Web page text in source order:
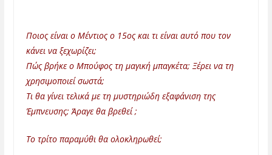
Ποιος είναι ο Μέντιος ο 15ος και τι είναι αυτό που τον
κάνει να ξεχωρίζει;
Πώς βρήκε ο Μπούφος τη μαγική μπαγκέτα; Ξέρει να τη
χρησιμοποιεί σωστά;
Τι θα γίνει τελικά με τη μυστηριώδη εξαφάνιση της
Έμπνευσης; Άραγε θα βρεθεί ;
Το τρίτο παραμύθι θα ολοκληρωθεί;